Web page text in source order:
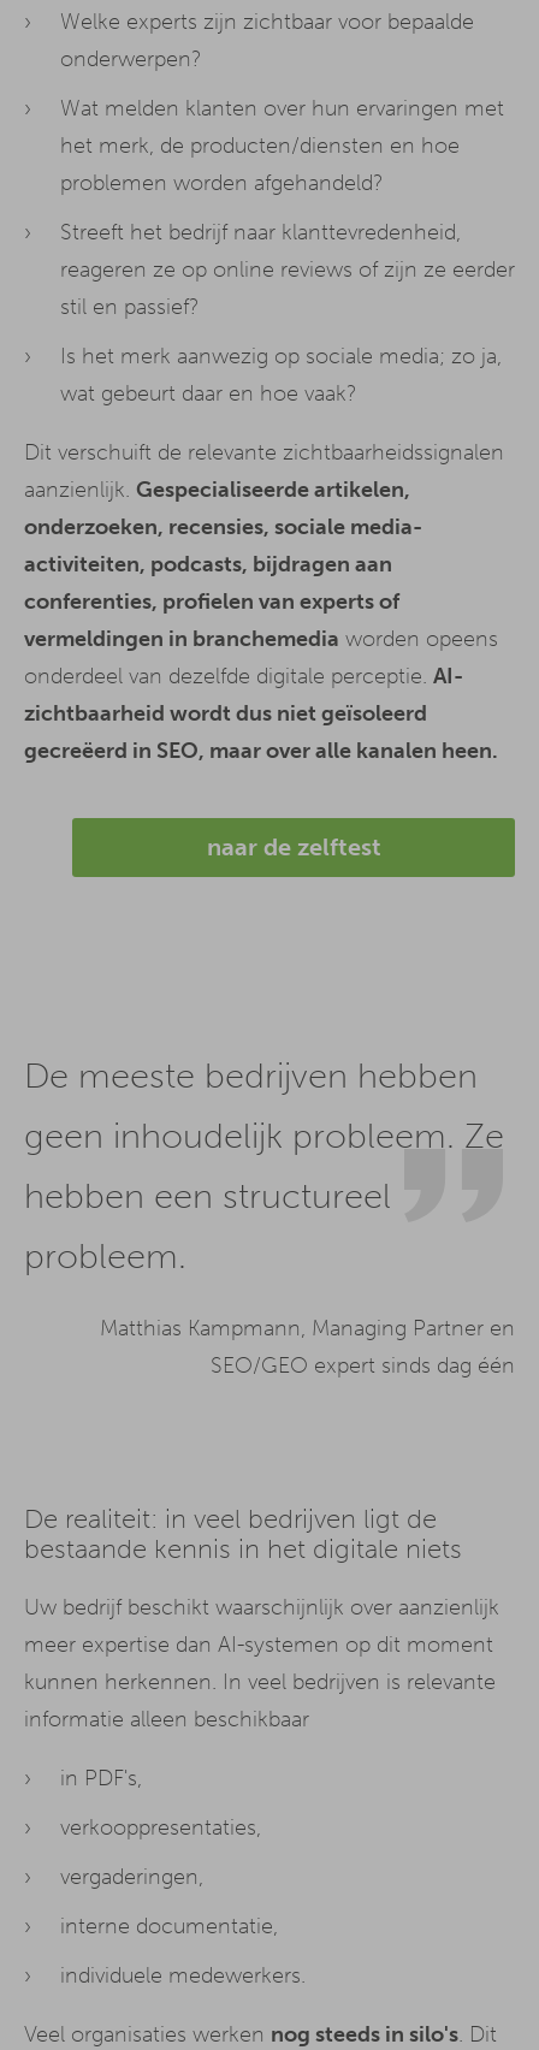
Welke experts zijn zichtbaar voor bepaalde
onderwerpen?
Wat melden klanten over hun ervaringen met
het merk, de producten/diensten en hoe
problemen worden afgehandeld?
Streeft het bedrijf naar klanttevredenheid,
reageren ze op online reviews of zijn ze eerder
stil en passief?
Is het merk aanwezig op sociale media; zo ja,
wat gebeurt daar en hoe vaak?
Dit verschuift de relevante zichtbaarheidssignalen
aanzienlijk. Gespecialiseerde artikelen,
onderzoeken, recensies, sociale media-
activiteiten, podcasts, bijdragen aan
conferenties, profielen van experts of
vermeldingen in branchemedia worden opeens
onderdeel van dezelfde digitale perceptie. AI-
zichtbaarheid wordt dus niet geïsoleerd
gecreëerd in SEO, maar over alle kanalen heen.
naar de zelftest
De meeste bedrijven hebben
geen inhoudelijk probleem. Ze
hebben een structureel
probleem.
Matthias Kampmann, Managing Partner en
SEO/GEO expert sinds dag één
De realiteit: in veel bedrijven ligt de
bestaande kennis in het digitale niets
Uw bedrijf beschikt waarschijnlijk over aanzienlijk
meer expertise dan AI-systemen op dit moment
kunnen herkennen. In veel bedrijven is relevante
informatie alleen beschikbaar
in PDF's,
verkooppresentaties,
vergaderingen,
interne documentatie,
individuele medewerkers.
Veel organisaties werken nog steeds in silo's. Dit